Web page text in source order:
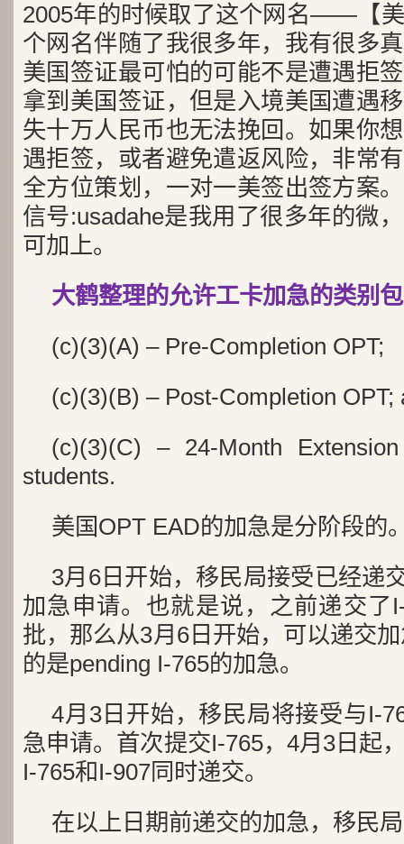
2005年的时候取了这个网名——【
个网名伴随了我很多年，我有很多
美国签证最可怕的可能不是遭遇拒
拿到美国签证，但是入境美国遭遇
失十万人民币也无法挽回。如果你
遇拒签，或者避免遣返风险，非常
全方位策划，一对一美签出签方案
信号:usadahe是我用了很多年的微
可加上。
大鹤整理的允许工卡加急的类别
(c)(3)(A) – Pre-Completion OPT;
(c)(3)(B) – Post-Completion OPT;
(c)(3)(C) – 24-Month
students.
美国OPT EAD的加急是分阶段的
3月6日开始，移民局接受已经递
加急申请。也就是说，之前递交了
批，那么从3月6日开始，可以递交
的是pending I-765的加急。
4月3日开始，移民局将接受与I-
急申请。首次提交I-765，4月3日起
I-765和I-907同时递交。
在以上日期前递交的加急，移民